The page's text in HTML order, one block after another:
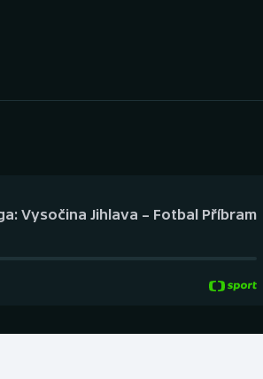
Plážový volejbal
Vysočina Jihlava – Fotbal Příbram